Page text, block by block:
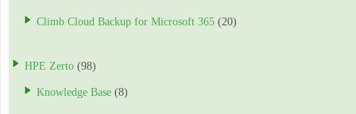
Climb Cloud Backup for Microsoft 365 (20)
HPE Zerto (98)
Knowledge Base (8)